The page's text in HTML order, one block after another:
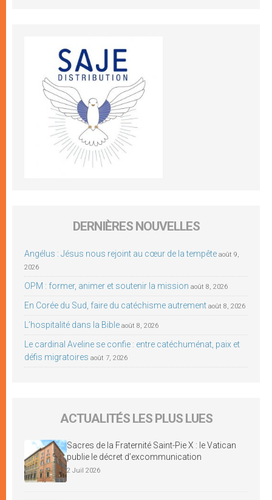
DERNIÈRES NOUVELLES
Angélus : Jésus nous rejoint au cœur de la tempête août 9,
2026
OPM : former, animer et soutenir la mission août 8, 2026
En Corée du Sud, faire du catéchisme autrement août 8, 2026
L’hospitalité dans la Bible août 8, 2026
Le cardinal Aveline se confie : entre catéchuménat, paix et
défis migratoires août 7, 2026
ACTUALITÉS LES PLUS LUES
Sacres de la Fraternité Saint-Pie X : le Vatican
publie le décret d’excommunication
2 Juil 2026